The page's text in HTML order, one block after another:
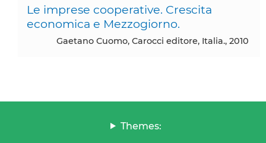
Le imprese cooperative. Crescita
economica e Mezzogiorno.
Gaetano Cuomo, Carocci editore, Italia., 2010
Themes: